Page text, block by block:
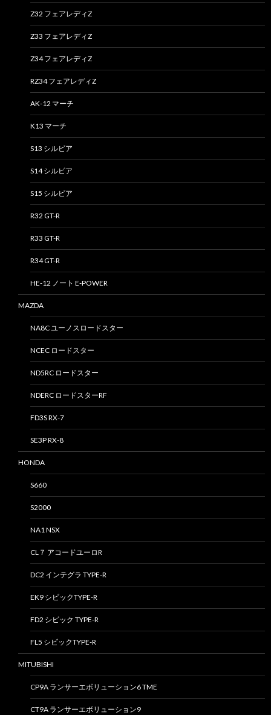
Z32 フェアレディZ
Z33 フェアレディZ
Z34 フェアレディZ
RZ34 フェアレディZ
AK-12 マーチ
K13 マーチ
S13 シルビア
S14 シルビア
S15 シルビア
R32 GT-R
R33 GT-R
R34 GT-R
HE-12 ノート E-POWER
MAZDA
NA8C ユーノスロードスター
NCEC ロードスター
ND5RC ロードスター
NDERC ロードスターRF
FD3S RX-7
SE3P RX-8
HONDA
S660
S2000
NA1 NSX
CL７ アコードユーロR
DC2 インテグラ TYPE-R
EK9 シビックTYPE-R
FD2 シビック TYPE-R
FL5 シビックTYPE-R
MITUBISHI
CP9A ランサーエボリューション6 TME
CT9A ランサーエボリューション9